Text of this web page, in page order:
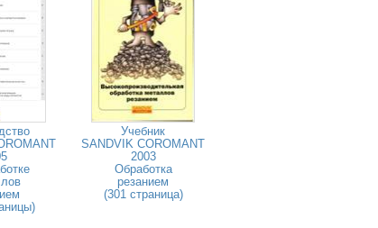
Учебник
SANDVIK COROMANT
2003
Обработка
резанием
(301 страница)